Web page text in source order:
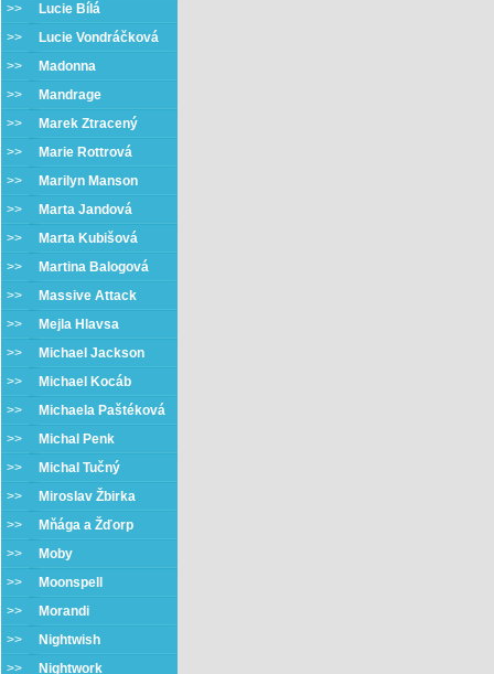
>>
Lucie Bílá
>>
Lucie Vondráčková
>>
Madonna
>>
Mandrage
>>
Marek Ztracený
>>
Marie Rottrová
>>
Marilyn Manson
>>
Marta Jandová
>>
Marta Kubišová
>>
Martina Balogová
>>
Massive Attack
>>
Mejla Hlavsa
>>
Michael Jackson
>>
Michael Kocáb
>>
Michaela Paštéková
>>
Michal Penk
>>
Michal Tučný
>>
Miroslav Žbirka
>>
Mňága a Žďorp
>>
Moby
>>
Moonspell
>>
Morandi
>>
Nightwish
>>
Nightwork